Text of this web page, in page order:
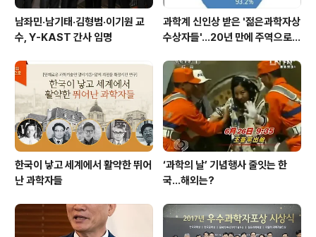
남좌민·남기태·김형범·이기원 교
수, Y-KAST 간사 임명
과학계 신인상 받은 '젊은과학자상
수상자들'…20년 만에 주역으로
한국이 낳고 세계에서 활약한 뛰어
난 과학자들
‘과학의 날’ 기념행사 줄잇는 한
국…해외는?